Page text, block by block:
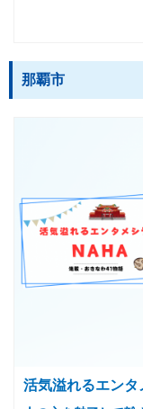
那覇市
活気溢れるエン